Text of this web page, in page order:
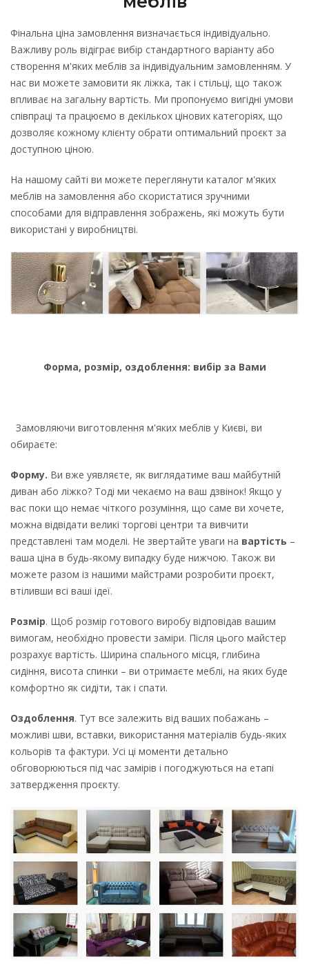
Фінальна ціна замовлення визначається індивідуально.
Важливу роль відіграє вибір стандартного варіанту або
створення м'яких меблів за індивідуальним замовленням. У
нас ви можете замовити як ліжка, так і стільці, що також
впливає на загальну вартість. Ми пропонуємо вигідні умови
співпраці та працюємо в декількох цінових категоріях, що
дозволяє кожному клієнту обрати оптимальний проєкт за
доступною ціною.
На нашому сайті ви можете переглянути каталог м'яких
меблів на замовлення або скористатися зручними
способами для відправлення зображень, які можуть бути
використані у виробництві.
Форма, розмір, оздоблення: вибір за Вами
Замовляючи виготовлення м'яких меблів у Києві, ви
обираєте:
Форму. Ви вже уявляєте, як виглядатиме ваш майбутній
диван або ліжко? Тоді ми чекаємо на ваш дзвінок! Якщо у
вас поки що немає чіткого розуміння, що саме ви хочете,
можна відвідати великі торгові центри та вивчити
представлені там моделі. Не звертайте уваги на вартість –
ваша ціна в будь-якому випадку буде нижчою. Також ви
можете разом із нашими майстрами розробити проєкт,
втіливши всі ваші ідеї.
Розмір. Щоб розмір готового виробу відповідав вашим
вимогам, необхідно провести заміри. Після цього майстер
розрахує вартість. Ширина спального місця, глибина
сидіння, висота спинки – ви отримаєте меблі, на яких буде
комфортно як сидіти, так і спати.
Оздоблення. Тут все залежить від ваших побажань –
можливі шви, вставки, використання матеріалів будь-яких
кольорів та фактури. Усі ці моменти детально
обговорюються під час замірів і погоджуються на етапі
затвердження проєкту.